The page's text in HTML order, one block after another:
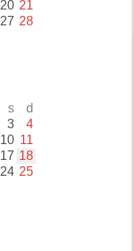
20 21
27 28
s d
3 4
10 11
17 18
24 25